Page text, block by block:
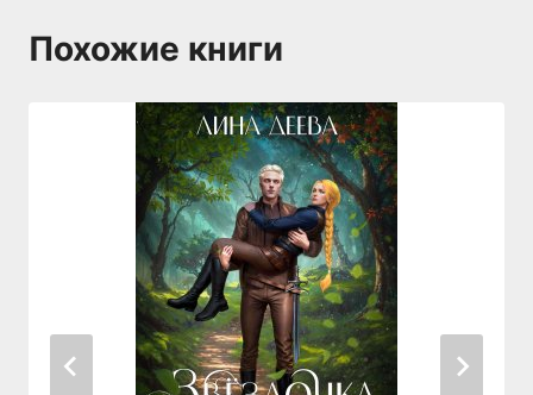
Похожие книги